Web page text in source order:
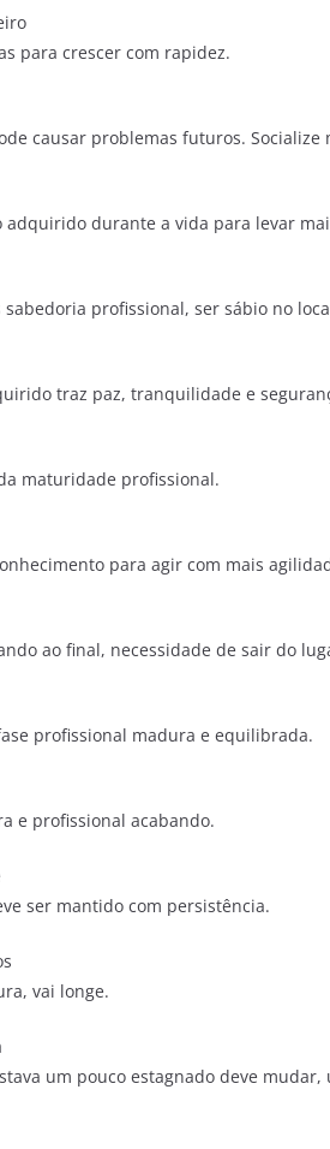
para crescer com rapidez.
causar problemas futuros.
adquirido durante a vida para levar
sabedoria profissional, ser sábio no
traz paz, tranquilidade e
maturidade profissional.
para agir com mais
ao final, necessidade de sair do
profissional madura e equilibrada.
e profissional acabando.
ser mantido com persistência.
vai longe.
um pouco estagnado deve